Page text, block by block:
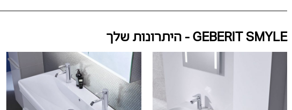
GEBERIT SMYLE - היתרונות שלך